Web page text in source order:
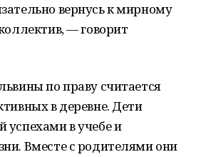
вернусь к мирному
— говорит
по праву считается
в деревне. Дети
успехами в учебе и
Вместе с родителями они